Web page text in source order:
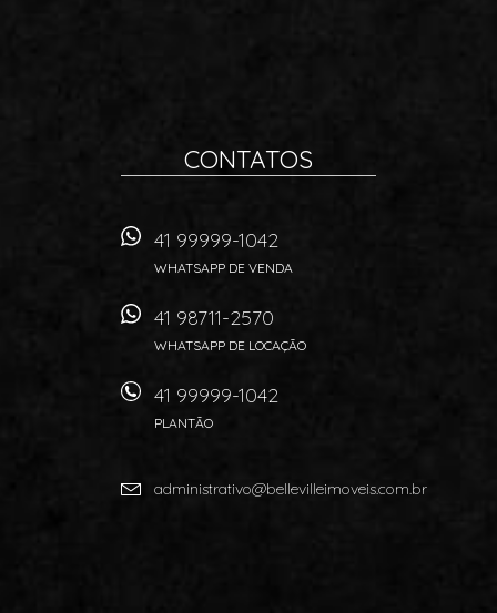
CONTATOS
41 99999-1042
WHATSAPP DE VENDA
41 98711-2570
WHATSAPP DE LOCAÇÃO
41 99999-1042
PLANTÃO
administrativo@bellevilleimoveis.com.br